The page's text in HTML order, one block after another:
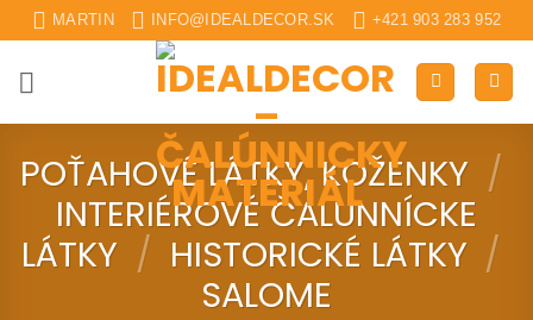
Skip
to
content
MARTIN INFO@IDEALDECOR.SK +421 903 283 952
POŤAHOVÉ LÁTKY, KOŽENKY /
INTERIÉROVÉ ČALUNNÍCKE
LÁTKY / HISTORICKÉ LÁTKY /
SALOME